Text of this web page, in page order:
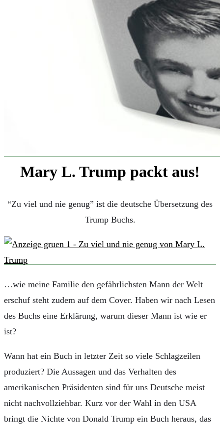
Mary L. Trump packt aus!
“Zu viel und nie genug” ist die deutsche Übersetzung des
Trump Buchs.
…wie meine Familie den gefährlichsten Mann der Welt
erschuf steht zudem auf dem Cover. Haben wir nach Lesen
des Buchs eine Erklärung, warum dieser Mann ist wie er
ist?
Wann hat ein Buch in letzter Zeit so viele Schlagzeilen
produziert? Die Aussagen und das Verhalten des
amerikanischen Präsidenten sind für uns Deutsche meist
nicht nachvollziehbar. Kurz vor der Wahl in den USA
bringt die Nichte von Donald Trump ein Buch heraus, das